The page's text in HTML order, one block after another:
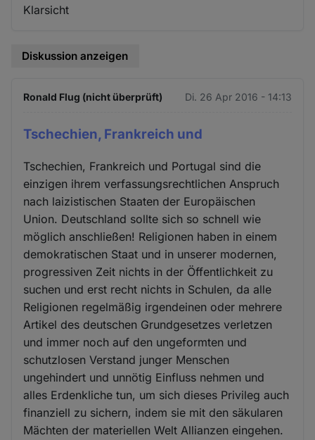
Klarsicht
Diskussion anzeigen
Ronald Flug (nicht überprüft) Di. 26 Apr 2016 - 14:13
Tschechien, Frankreich und
Tschechien, Frankreich und Portugal sind die
einzigen ihrem verfassungsrechtlichen Anspruch
nach laizistischen Staaten der Europäischen
Union. Deutschland sollte sich so schnell wie
möglich anschließen! Religionen haben in einem
demokratischen Staat und in unserer modernen,
progressiven Zeit nichts in der Öffentlichkeit zu
suchen und erst recht nichts in Schulen, da alle
Religionen regelmäßig irgendeinen oder mehrere
Artikel des deutschen Grundgesetzes verletzen
und immer noch auf den ungeformten und
schutzlosen Verstand junger Menschen
ungehindert und unnötig Einfluss nehmen und
alles Erdenkliche tun, um sich dieses Privileg auch
finanziell zu sichern, indem sie mit den säkularen
Mächten der materiellen Welt Allianzen eingehen.